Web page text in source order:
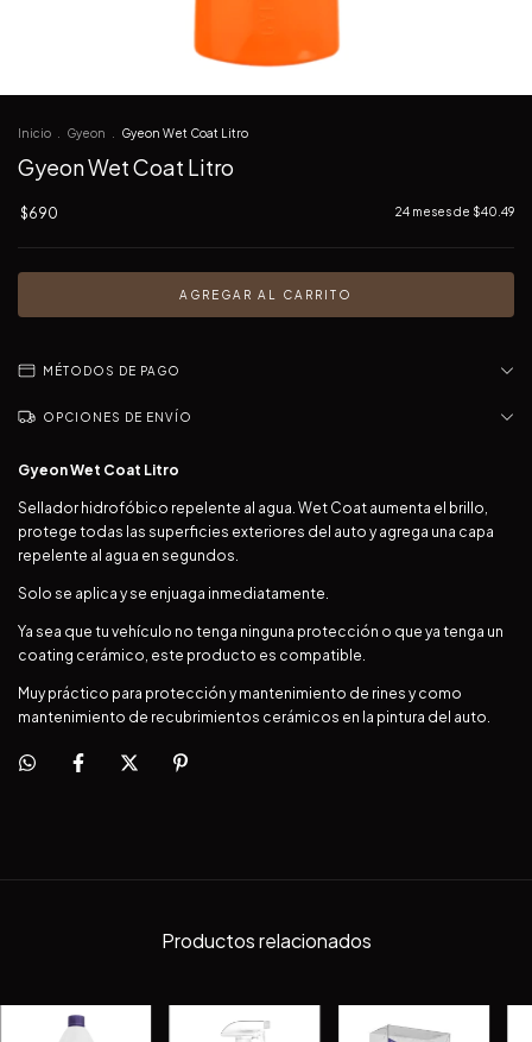
Inicio Gyeon Gyeon Wet Coat Litro
Gyeon Wet Coat Litro
$690 24 meses de $40.49
MÉTODOS DE PAGO
OPCIONES DE ENVÍO
Gyeon Wet Coat Litro
Sellador hidrofóbico repelente al agua. Wet Coat aumenta el brillo,
protege todas las superficies exteriores del auto y agrega una capa
repelente al agua en segundos.
Solo se aplica y se enjuaga inmediatamente.
Ya sea que tu vehículo no tenga ninguna protección o que ya tenga un
coating cerámico, este producto es compatible.
Muy práctico para protección y mantenimiento de rines y como
mantenimiento de recubrimientos cerámicos en la pintura del auto.
Productos relacionados